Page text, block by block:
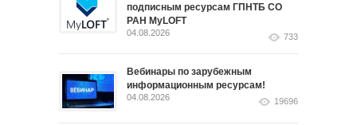
подписным ресурсам ГПНТБ СО
РАН MyLOFT
04.08.2026 733
Вебинары по зарубежным
информационным ресурсам!
04.08.2026 19696